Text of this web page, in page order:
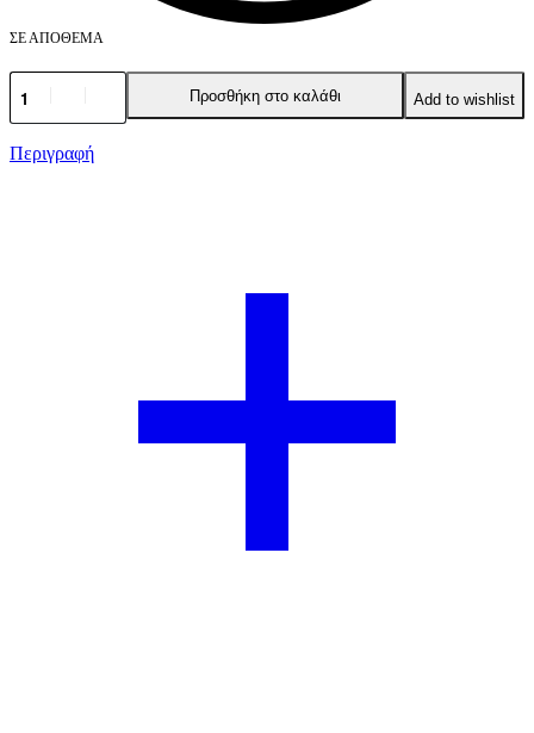
ΣΕ ΑΠΌΘΕΜΑ
Προσθήκη στο καλάθι Add to wishlist
Περιγραφή